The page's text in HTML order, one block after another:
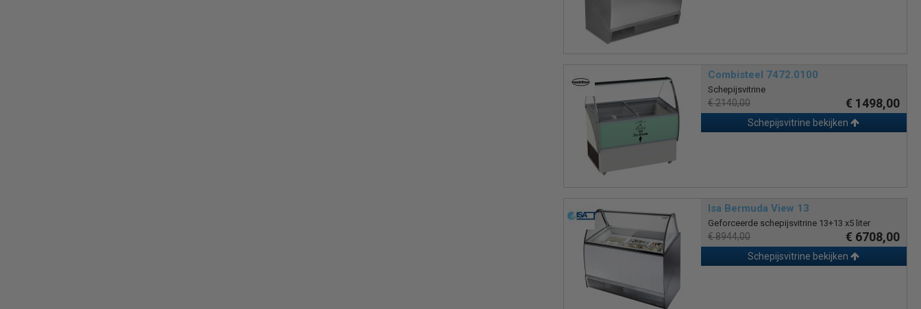
Combisteel 7472.0100
Schepijsvitrine
€ 2140,00 € 1498,00
Schepijsvitrine bekijken
Isa Bermuda View 13
Geforceerde schepijsvitrine 13+13 x5 liter
€ 8944,00 € 6708,00
Schepijsvitrine bekijken